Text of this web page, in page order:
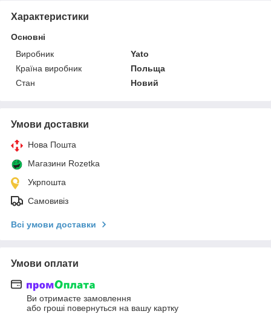
Характеристики
Основні
Виробник
Yato
Країна виробник
Польща
Стан
Новий
Умови доставки
Нова Пошта
Магазини Rozetka
Укрпошта
Самовивіз
Всі умови доставки
Умови оплати
Ви отримаєте замовлення
або гроші повернуться на вашу картку